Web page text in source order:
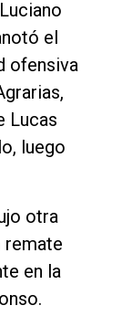
el
ofensiva
Lucas
luego
otra
remate
en la